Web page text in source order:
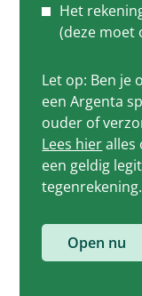
Het
(deze moet
Let op: Ben je
een Argenta
ouder of
Lees hieralles
een geldig
tegenrekening.
Open nu